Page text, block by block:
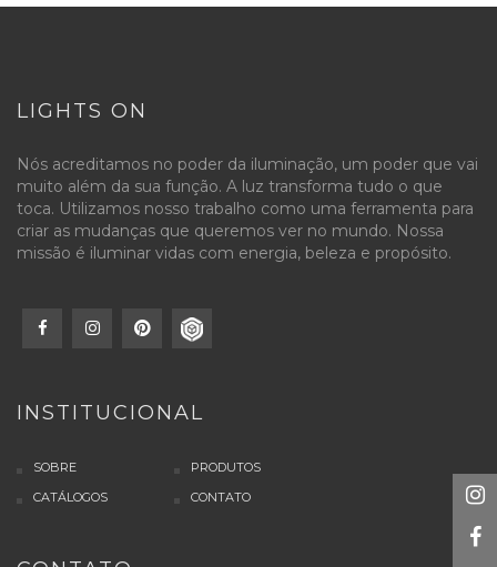
LIGHTS ON
Nós acreditamos no poder da iluminação, um poder que vai
muito além da sua função. A luz transforma tudo o que
toca. Utilizamos nosso trabalho como uma ferramenta para
criar as mudanças que queremos ver no mundo. Nossa
missão é iluminar vidas com energia, beleza e propósito.
INSTITUCIONAL
SOBRE
PRODUTOS
CATÁLOGOS
CONTATO